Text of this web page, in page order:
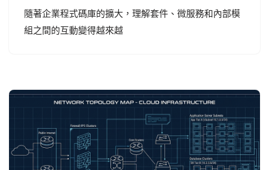
隨著企業程式碼庫的擴大，理解套件、微服務和內部模
組之間的互動變得越來越